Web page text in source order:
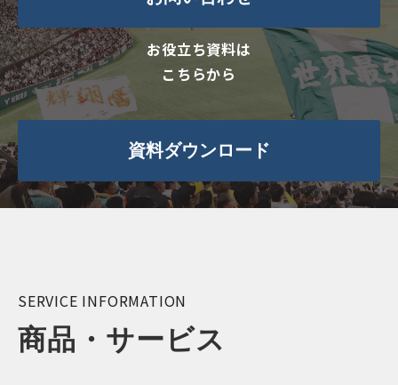
お役立ち資料は
こちらから
資料ダウンロード
SERVICE INFORMATION
商品・サービス